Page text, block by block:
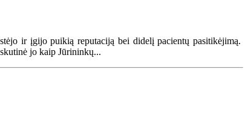
ir įgijo puikią reputaciją bei didelį pacientų pasitikėjimą.
jo kaip Jūrininkų...